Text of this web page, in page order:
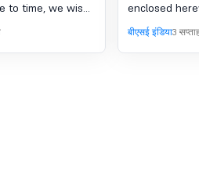
to time, we wish
on the
the Nomination
the
Company
matters: 1. Re-
Bylappa
enclosed
received from
the RTA of
quarter
बीएसई इंडिया3